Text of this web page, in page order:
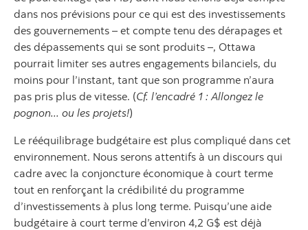
dans nos prévisions pour ce qui est des investissements
des gouvernements – et compte tenu des dérapages et
des dépassements qui se sont produits –, Ottawa
pourrait limiter ses autres engagements bilanciels, du
moins pour l’instant, tant que son programme n’aura
pas pris plus de vitesse. (Cf. l’encadré 1 : Allongez le
pognon... ou les projets!)
Le rééquilibrage budgétaire est plus compliqué dans cet
environnement. Nous serons attentifs à un discours qui
cadre avec la conjoncture économique à court terme
tout en renforçant la crédibilité du programme
d’investissements à plus long terme. Puisqu’une aide
budgétaire à court terme d’environ 4,2 G$ est déjà